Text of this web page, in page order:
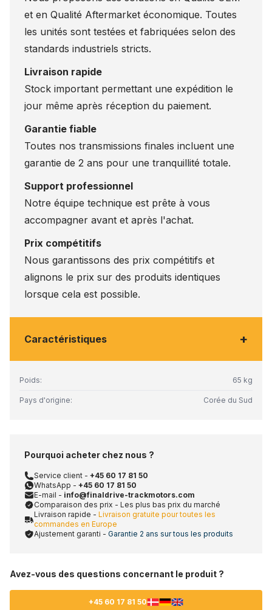
et en Qualité Aftermarket économique. Toutes
les unités sont testées et fabriquées selon des
standards industriels stricts.
Livraison rapide
Stock important permettant une expédition le
jour même après réception du paiement.
Garantie fiable
Toutes nos transmissions finales incluent une
garantie de 2 ans pour une tranquillité totale.
Support professionnel
Notre équipe technique est prête à vous
accompagner avant et après l'achat.
Prix compétitifs
Nous garantissons des prix compétitifs et
alignons le prix sur des produits identiques
lorsque cela est possible.
Caractéristiques +
Poids: 65 kg
Pays d'origine: Corée du Sud
Pourquoi acheter chez nous ?
Service client - +45 60 17 81 50
WhatsApp - +45 60 17 81 50
E-mail - info@finaldrive-trackmotors.com
Comparaison des prix - Les plus bas prix du marché
Livraison rapide - Livraison gratuite pour toutes les
commandes en Europe
Ajustement garanti - Garantie 2 ans sur tous les produits
Avez-vous des questions concernant le produit ?
+45 60 17 81 50